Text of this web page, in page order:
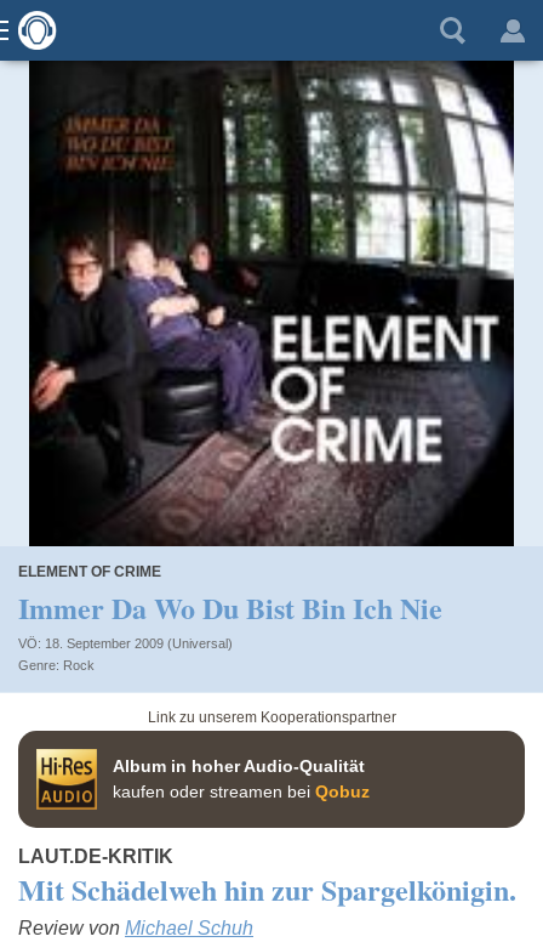
ELEMENT OF CRIME
Immer Da Wo Du Bist Bin Ich Nie
VÖ: 18. September 2009 (Universal)
Rock
Link zu unserem Kooperationspartner
Album in hoher Audio-Qualität
kaufen oder streamen bei Qobuz
LAUT.DE-KRITIK
Mit Schädelweh hin zur Spargelkönigin.
Review von Michael Schuh